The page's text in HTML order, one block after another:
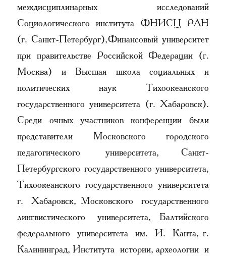
междисциплинарных исследований
Социологического института ФНИСЦ РАН
(г. Санкт-Петербург), Финансовый университет
при правительстве Российской Федерации (г.
Москва) и Высшая школа социальных и
политических наук Тихоокеанского
государственного университета (г. Хабаровск).
Среди очных участников конференции были
представители Московского городского
педагогического университета, Санкт-
Петербургского государственного университета,
Тихоокеанского государственного университета
г. Хабаровск, Московского государственного
лингвистического университета, Балтийского
федерального университета им. И. Канта, г.
Калининград, Института истории, археологии и